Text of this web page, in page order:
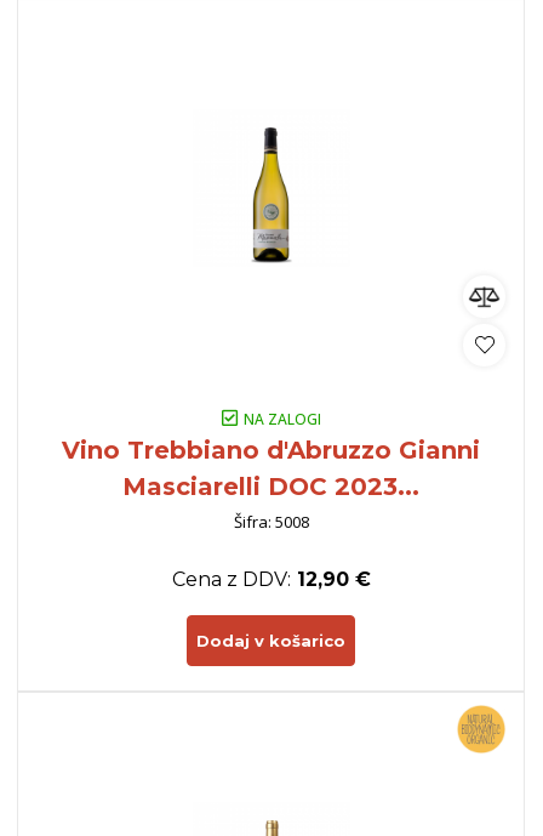
NA ZALOGI
Vino Trebbiano d'Abruzzo Gianni
Masciarelli DOC 2023...
Šifra: 5008
Cena z DDV: 12,90 €
Dodaj v košarico